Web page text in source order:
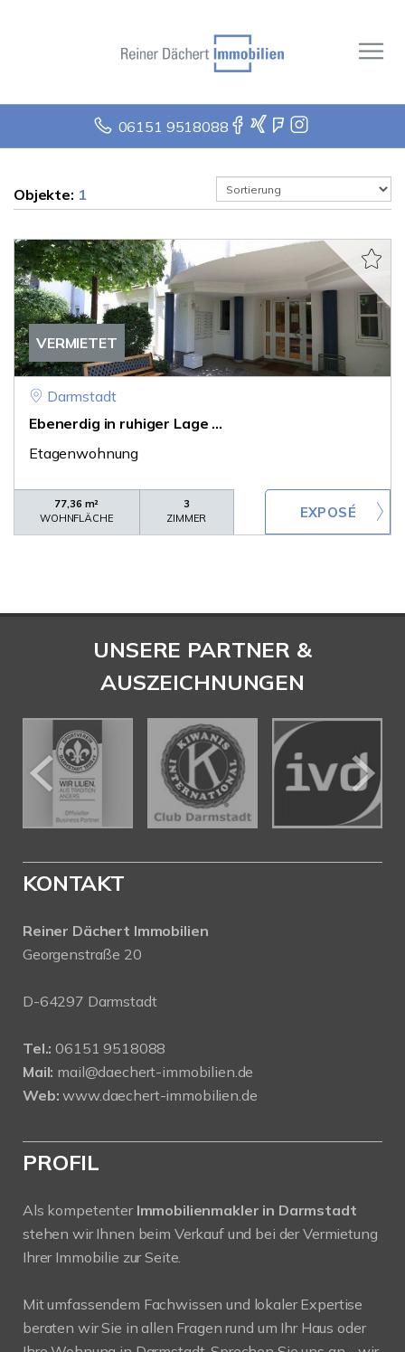
06151 9518088
Objekte: 1
VERMIETET
Darmstadt
Ebenerdig in ruhiger Lage ...
Etagenwohnung
77,36 m²
WOHNFLÄCHE
3
ZIMMER
UNSERE PARTNER &
AUSZEICHNUNGEN
KONTAKT
Reiner Dächert Immobilien
Georgenstraße 20
D-64297 Darmstadt
Tel.: 06151 9518088
Mail: mail@daechert-immobilien.de
Web: www.daechert-immobilien.de
PROFIL
Als kompetenter Immobilienmakler in Darmstadt
stehen wir Ihnen beim Verkauf und bei der Vermietung
Ihrer Immobilie zur Seite.
Mit umfassendem Fachwissen und lokaler Expertise
beraten wir Sie in allen Fragen rund um Ihr Haus oder